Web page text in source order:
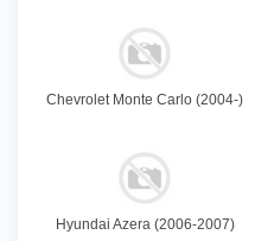
Chevrolet Monte Carlo (2004-)
Hyundai Azera (2006-2007)